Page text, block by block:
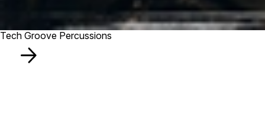
Tech Groove Percussions